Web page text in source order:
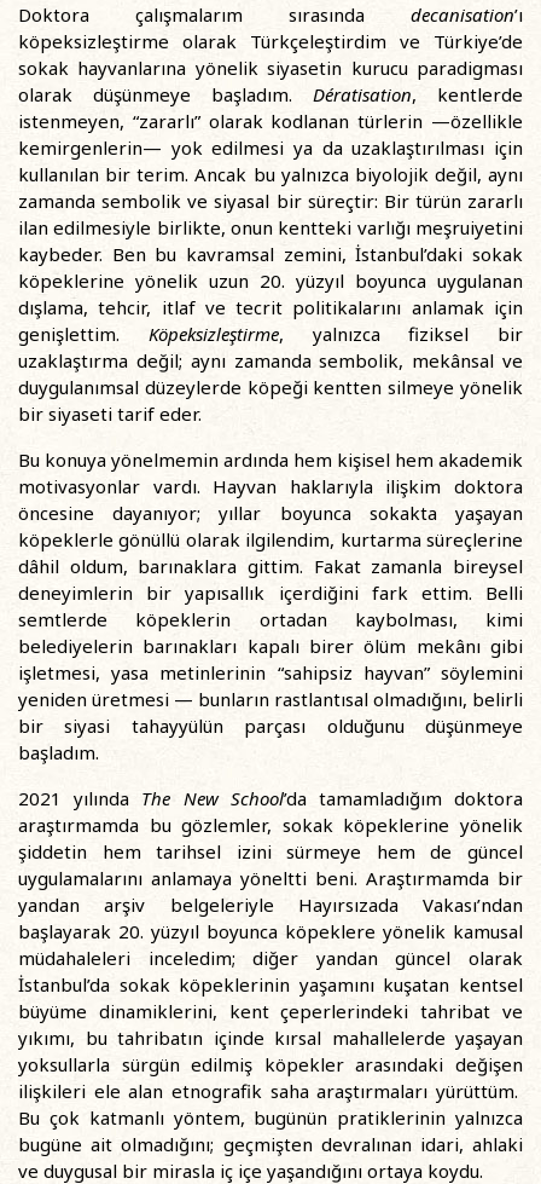
Doktora çalışmalarım sırasında decanisation’ı
köpeksizleştirme olarak Türkçeleştirdim ve Türkiye’de
sokak hayvanlarına yönelik siyasetin kurucu paradigması
olarak düşünmeye başladım. Dératisation, kentlerde
istenmeyen, “zararlı” olarak kodlanan türlerin —özellikle
kemirgenlerin— yok edilmesi ya da uzaklaştırılması için
kullanılan bir terim. Ancak bu yalnızca biyolojik değil, aynı
zamanda sembolik ve siyasal bir süreçtir: Bir türün zararlı
ilan edilmesiyle birlikte, onun kentteki varlığı meşruiyetini
kaybeder. Ben bu kavramsal zemini, İstanbul’daki sokak
köpeklerine yönelik uzun 20. yüzyıl boyunca uygulanan
dışlama, tehcir, itlaf ve tecrit politikalarını anlamak için
genişlettim. Köpeksizleştirme, yalnızca fiziksel bir
uzaklaştırma değil; aynı zamanda sembolik, mekânsal ve
duygulanımsal düzeylerde köpeği kentten silmeye yönelik
bir siyaseti tarif eder.
Bu konuya yönelmemin ardında hem kişisel hem akademik
motivasyonlar vardı. Hayvan haklarıyla ilişkim doktora
öncesine dayanıyor; yıllar boyunca sokakta yaşayan
köpeklerle gönüllü olarak ilgilendim, kurtarma süreçlerine
dâhil oldum, barınaklara gittim. Fakat zamanla bireysel
deneyimlerin bir yapısallık içerdiğini fark ettim. Belli
semtlerde köpeklerin ortadan kaybolması, kimi
belediyelerin barınakları kapalı birer ölüm mekânı gibi
işletmesi, yasa metinlerinin “sahipsiz hayvan” söylemini
yeniden üretmesi — bunların rastlantısal olmadığını, belirli
bir siyasi tahayyülün parçası olduğunu düşünmeye
başladım.
2021 yılında The New School’da tamamladığım doktora
araştırmamda bu gözlemler, sokak köpeklerine yönelik
şiddetin hem tarihsel izini sürmeye hem de güncel
uygulamalarını anlamaya yöneltti beni. Araştırmamda bir
yandan arşiv belgeleriyle Hayırsızada Vakası’ndan
başlayarak 20. yüzyıl boyunca köpeklere yönelik kamusal
müdahaleleri inceledim; diğer yandan güncel olarak
İstanbul’da sokak köpeklerinin yaşamını kuşatan kentsel
büyüme dinamiklerini, kent çeperlerindeki tahribat ve
yıkımı, bu tahribatın içinde kırsal mahallelerde yaşayan
yoksullarla sürgün edilmiş köpekler arasındaki değişen
ilişkileri ele alan etnografik saha araştırmaları yürüttüm.
Bu çok katmanlı yöntem, bugünün pratiklerinin yalnızca
bugüne ait olmadığını; geçmişten devralınan idari, ahlaki
ve duygusal bir mirasla iç içe yaşandığını ortaya koydu.